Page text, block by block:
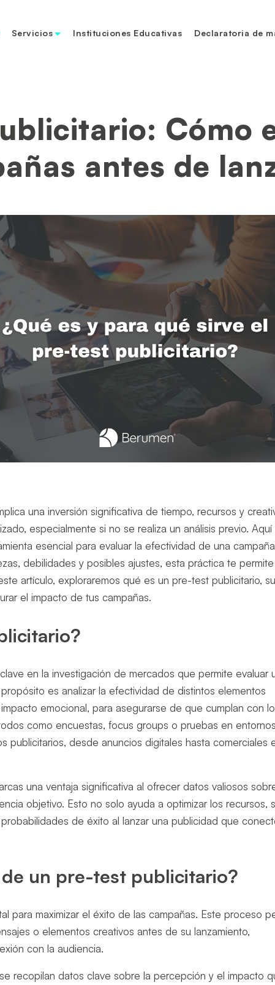
Servicios Instituciones Educativas Declaratoria de
Cómo
antes de
una inversión significativa de tiempo, recursos y
especialmente si no se realiza un análisis previo. Aquí
esencial para evaluar la efectividad de una
debilidades y posibles ajustes, esta práctica te permite
artículo, exploraremos qué es un pre-test publicitario, su
el impacto de tus campañas.
en la investigación de mercados que permite evaluar
es analizar la efectividad de distintos elementos
emocional, para asegurarse de que cumplan con
como encuestas, focus groups o pruebas en entornos
publicitarios, desde anuncios digitales hasta comerciales
una ventaja significativa al ofrecer datos valiosos
objetivo. Esto no solo ayuda a optimizar los recursos,
de éxito al lanzar una publicidad que
un pre-test publicitario?
para maximizar el éxito de las campañas. Este proceso
o elementos creativos antes de su lanzamiento,
con la audiencia.
recopilan datos clave sobre la percepción y el impacto